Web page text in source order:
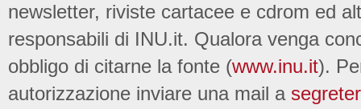
newsletter, riviste cartacee e cdrom ed
responsabili di INU.it. Qualora venga
obbligo di citarne la fonte (www.inu.it).
autorizzazione inviare una mail a